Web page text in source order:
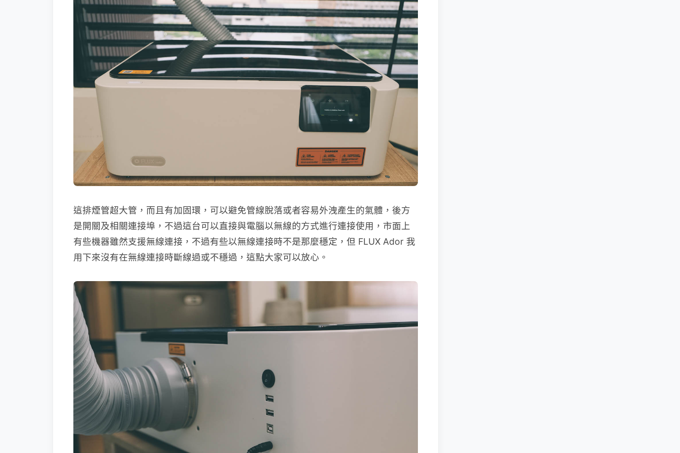
這排煙管超大管，而且有加固環，可以避免管線脫落或者容易外洩產生的氣體，後方
是開關及相關連接埠，不過這台可以直接與電腦以無線的方式進行連接使用，市面上
有些機器雖然支援無線連接，不過有些以無線連接時不是那麼穩定，但 FLUX Ador 我
用下來沒有在無線連接時斷線過或不穩過，這點大家可以放心。